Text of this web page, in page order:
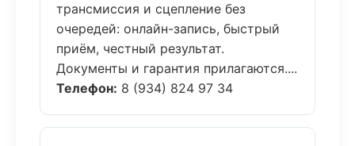
трансмиссия и сцепление без
очередей: онлайн-запись, быстрый
приём, честный результат.
Документы и гарантия прилагаются....
Телефон: 8 (934) 824 97 34